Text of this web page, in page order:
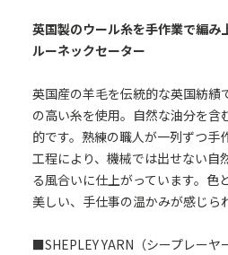
英国製のウール糸を手作業で編み
ルーネックセーター
英国産の羊毛を伝統的な英国紡績
の高い糸を使用。自然な油分を含
的です。熟練の職人が一列ずつ手
工程により、機械では出せない自
る風合いに仕上がっています。色
美しい、手仕事の温かみが感じら
■SHEPLEY YARN（シープレーヤ